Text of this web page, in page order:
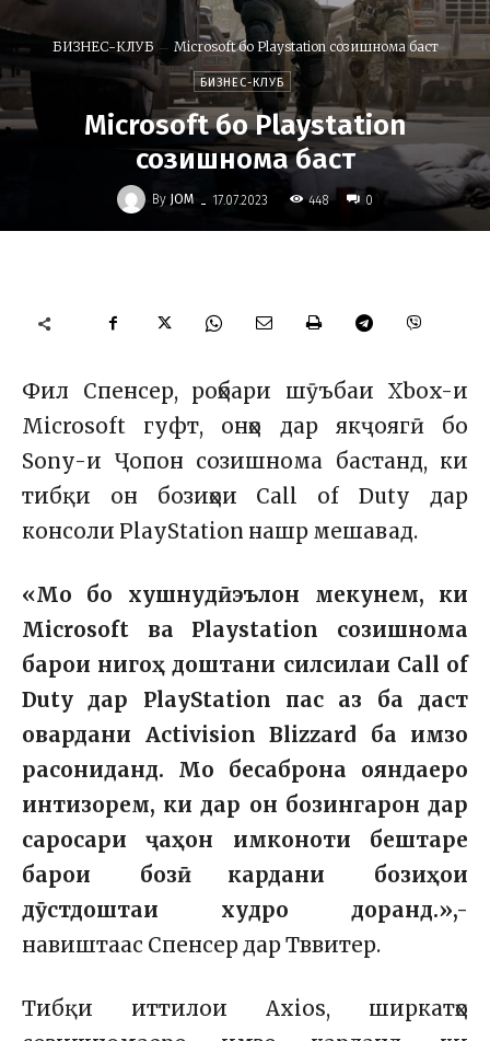
БИЗНЕС-КЛУБ Microsoft бо Playstation созишнома баст
БИЗНЕС-КЛУБ
Microsoft бо Playstation
созишнома баст
By JOM - 17.07.2023 448 0
Фил Спенсер, роҳбари шӯъбаи Xbox-и
Microsoft гуфт, онҳо дар якҷоягӣ бо
Sony-и Ҷопон созишнома бастанд, ки
тибқи он бозиҳои Call of Duty дар
консоли PlayStation нашр мешавад.
«Мо бо хушнудӣ эълон мекунем, ки
Microsoft ва Playstation созишнома
барои нигоҳ доштани силсилаи Call of
Duty дар PlayStation пас аз ба даст
овардани Activision Blizzard ба имзо
расониданд. Мо бесаброна ояндаеро
интизорем, ки дар он бозингарон дар
саросари ҷаҳон имконоти бештаре
барои бозӣ кардани бозиҳои
дӯстдоштаи худро доранд.»,-
навиштаас Спенсер дар Тввитер.
Тибқи иттилои Axios, ширкатҳо